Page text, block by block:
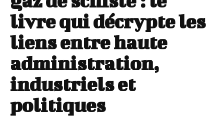
livre qui décrypte les
liens entre haute
administration,
industriels et
politiques